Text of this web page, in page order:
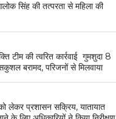
सिंह की तत्परता से महिला की
टीम की त्वरित कार्रवाई गुमशुदा 8
सकुशल बरामद, परिजनों से मिलवाया
लेकर प्रशासन सक्रिय, यातायात